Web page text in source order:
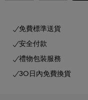
免費標準送貨
安全付款
禮物包裝服務
30日內免費換貨